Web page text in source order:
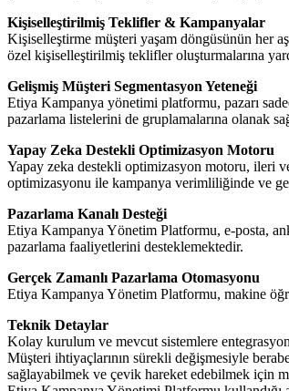
Kişiselleştirilmiş Teklifler & Kampanyalar
Kişiselleştirme müşteri yaşam döngüsünün her
özel kişiselleştirilmiş teklifler oluşturmalarına
Gelişmiş Müşteri Segmentasyon Yeteneği
Etiya Kampanya yönetimi platformu, pazarı
pazarlama listelerini de gruplamalarına olanak
Yapay Zeka Destekli Optimizasyon Motoru
Yapay zeka destekli optimizasyon motoru, ileri
optimizasyonu ile kampanya verimliliğinde ve
Pazarlama Kanalı Desteği
Etiya Kampanya Yönetim Platformu, e-posta,
pazarlama faaliyetlerini desteklemektedir.
Gerçek Zamanlı Pazarlama Otomasyonu
Etiya Kampanya Yönetim Platformu, makine
Teknik Detaylar
Kolay kurulum ve mevcut sistemlere
Müşteri ihtiyaçlarının sürekli değişmesiyle
sağlayabilmek ve çevik hareket edebilmek için